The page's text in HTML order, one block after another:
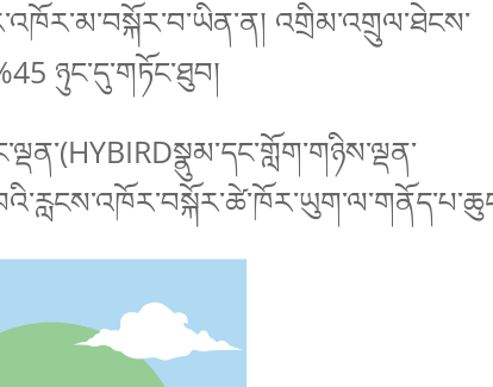
འགྲིམ་འགྲུལ་ཐེངས་
ཉུང་དུ་གཏོང་ཐུབ།